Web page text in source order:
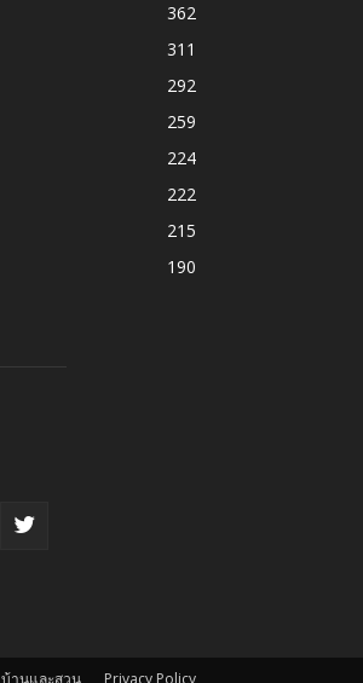
362
311
292
259
224
222
215
190
บ้านและสวน Privacy Policy